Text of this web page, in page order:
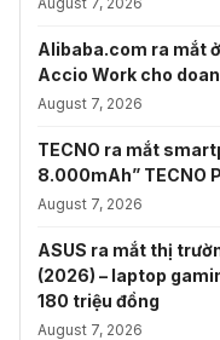
Alibaba.com ra mắt
Accio Work cho
August 7, 2026
TECNO ra mắt
8.000mAh” TECNO
August 7, 2026
ASUS ra mắt thị
(2026) – laptop
180 triệu đồng
August 7, 2026